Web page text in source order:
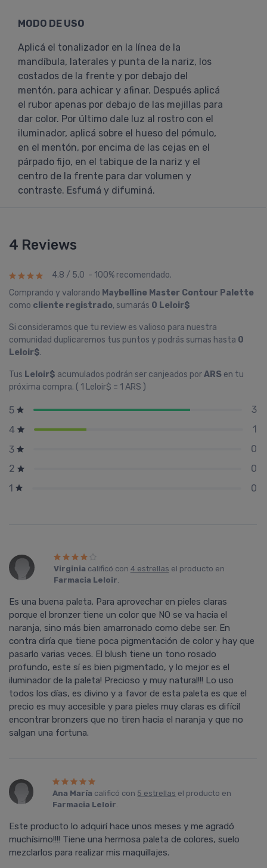
MODO DE USO
Aplicá el tonalizador en la línea de la
mandíbula, laterales y punta de la nariz, los
costados de la frente y por debajo del
mentón, para achicar y afinar. Después aplicá
el rubor apenas por debajo de las mejillas para
dar color. Por último dale luz al rostro con el
iluminador, aplicá sobre el hueso del pómulo,
en el mentón, por encima de las cejas en el
párpado fijo, en el tabique de la nariz y el
centro de la frente para dar volumen y
contraste. Esfumá y difuminá.
4 Reviews
4.8 / 5.0 - 100% recomendado.
Comprando y valorando Maybelline Master Contour Palette
como cliente registrado, sumarás 0 Leloir$
Si consideramos que tu review es valioso para nuestra
comunidad duplicaremos tus puntos y podrás sumas hasta 0
Leloir$.
Tus Leloir$ acumulados podrán ser canjeados porARS en tu
próxima compra. ( 1 Leloir$ = 1 ARS )
5
3
4
1
3
0
2
0
1
0
Virginia calificó con 4 estrellas el producto en
Farmacia Leloir.
Es una buena paleta. Para aprovechar en pieles claras
porque el bronzer tiene un color que NO se va hacia el
naranja, sino más bien amarronado como debe ser. En
contra dirí­a que tiene poca pigmentación de color y hay que
pasarlo varias veces. El blush tiene un tono rosado
profundo, este sí­ es bien pigmentado, y lo mejor es el
iluminador de la paleta! Precioso y muy natural!!! Lo uso
todos los dí­as, es divino y a favor de esta paleta es que el
precio es muy accesible y para pieles muy claras es difí­cil
encontrar bronzers que no tiren hacia el naranja y que no
salgan una fortuna.
Ana Marí­a calificó con 5 estrellas el producto en
Farmacia Leloir.
Este producto lo adquirí hace unos meses y me agradó
muchísimo!!!! Tiene una hermosa paleta de colores, suelo
mezclarlos para realizar mis maquillajes.